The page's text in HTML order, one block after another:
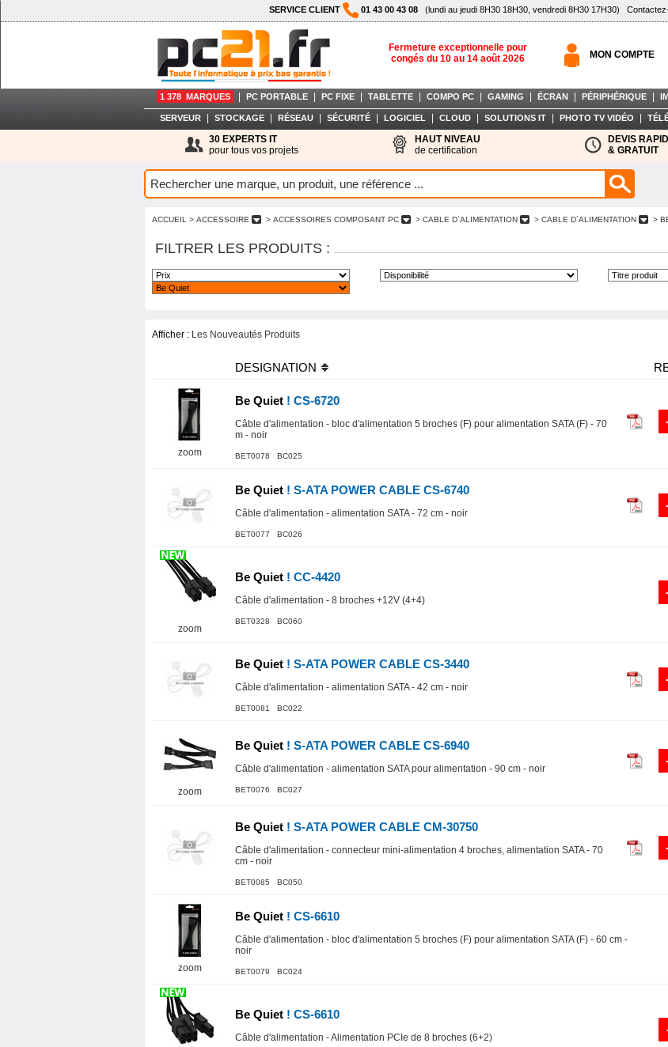
SERVICE CLIENT 01 43 00 43 08 (lundi au jeudi 8H30 18H30, vendredi 8H30 17H30)
Fermeture exceptionnelle pour
congés du 10 au 14 août 2026
MON COMPTE
1 378 MARQUES PC PORTABLE PC FIXE TABLETTE COMPO PC GAMING ÉCRAN PÉRIPHÉRIQUE
SERVEUR STOCKAGE RÉSEAU SÉCURITÉ LOGICIEL CLOUD SOLUTIONS IT PHOTO TV VIDÉO
30 EXPERTS IT
pour tous vos projets
HAUT NIVEAU
de certification
DEVIS
& GRATUIT
ACCUEIL > ACCESSOIRE > ACCESSOIRES COMPOSANT PC > CABLE D`ALIMENTATION > CABLE D`ALIMENTATION >
FILTRER LES PRODUITS :
Afficher : Les Nouveautés Produits
DESIGNATION
zoom
Be Quiet ! CS-6720
Câble d'alimentation - bloc d'alimentation 5 broches (F) pour alimentation SATA (F) - 70
m - noir
BET0078 BC025
Be Quiet ! S-ATA POWER CABLE CS-6740
Câble d'alimentation - alimentation SATA - 72 cm - noir
BET0077 BC026
zoom
Be Quiet ! CC-4420
Câble d'alimentation - 8 broches +12V (4+4)
BET0328 BC060
Be Quiet ! S-ATA POWER CABLE CS-3440
Câble d'alimentation - alimentation SATA - 42 cm - noir
BET0081 BC022
zoom
Be Quiet ! S-ATA POWER CABLE CS-6940
Câble d'alimentation - alimentation SATA pour alimentation - 90 cm - noir
BET0076 BC027
Be Quiet ! S-ATA POWER CABLE CM-30750
Câble d'alimentation - connecteur mini-alimentation 4 broches, alimentation SATA - 70
cm - noir
BET0085 BC050
zoom
Be Quiet ! CS-6610
Câble d'alimentation - bloc d'alimentation 5 broches (F) pour alimentation SATA (F) - 60 cm -
noir
BET0079 BC024
Be Quiet ! CS-6610
Câble d'alimentation - Alimentation PCIe de 8 broches (6+2)